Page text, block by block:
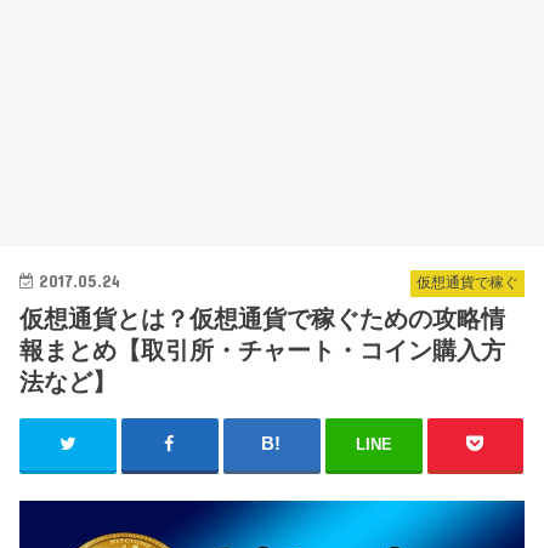
仮想通貨で稼ぐ
2017.05.24
仮想通貨とは？仮想通貨で稼ぐための攻略情
報まとめ【取引所・チャート・コイン購入方
法など】
LINE